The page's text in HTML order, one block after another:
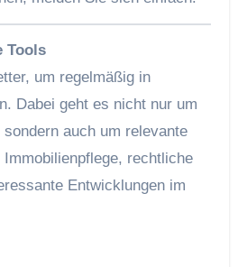
Tools
um regelmäßig in
Dabei geht es nicht nur um
sondern auch um relevante
Immobilienpflege, rechtliche
Entwicklungen im